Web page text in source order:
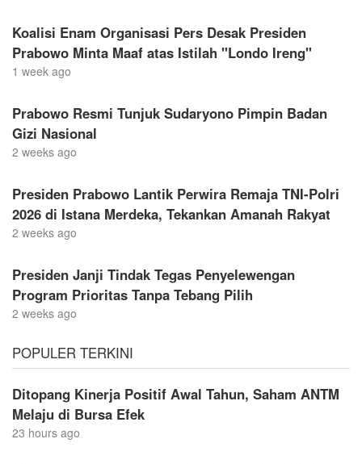
Koalisi Enam Organisasi Pers Desak Presiden
Prabowo Minta Maaf atas Istilah "Londo Ireng"
1 week ago
Prabowo Resmi Tunjuk Sudaryono Pimpin Badan
Gizi Nasional
2 weeks ago
Presiden Prabowo Lantik Perwira Remaja TNI-Polri
2026 di Istana Merdeka, Tekankan Amanah Rakyat
2 weeks ago
Presiden Janji Tindak Tegas Penyelewengan
Program Prioritas Tanpa Tebang Pilih
2 weeks ago
POPULER TERKINI
Ditopang Kinerja Positif Awal Tahun, Saham ANTM
Melaju di Bursa Efek
23 hours ago